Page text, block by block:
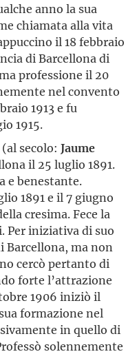
anno la sua
chiamata alla vita
il 18 febbraio
di Barcellona di
professione il 20
nel convento
1913 e fu
1915.
(al secolo: Jaume
il 25 luglio 1891.
e benestante.
1891 e il 7 giugno
cresima. Fece la
Per iniziativa di suo
ma non
cercò pertanto di
forte l’attrazione
1906 iniziò il
formazione nel
in quello di
solennemente